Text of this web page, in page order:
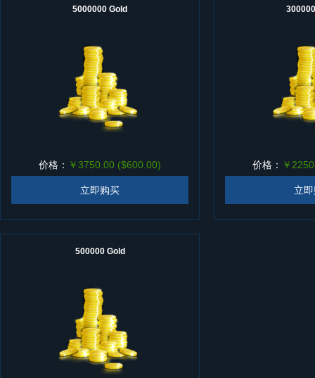
5000000 Gold
价格： ￥3750.00 ($600.00)
立即购买
价格： ￥
立
500000 Gold